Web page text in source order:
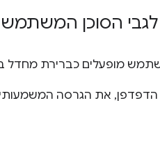
את הגרסה